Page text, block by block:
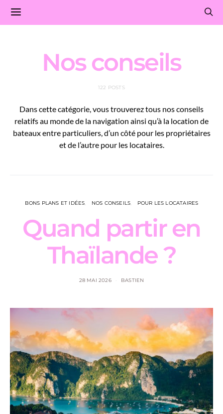
Nos conseils
122 POSTS
Dans cette catégorie, vous trouverez tous nos conseils
relatifs au monde de la navigation ainsi qu’à la location de
bateaux entre particuliers, d’un côté pour les propriétaires
et de l’autre pour les locataires.
BONS PLANS ET IDÉES NOS CONSEILS POUR LES LOCATAIRES
Quand partir en
Thaïlande ?
28 MAI 2026 BASTIEN